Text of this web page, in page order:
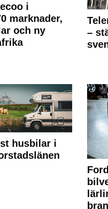
i
marknader,
och ny
–
husbilar i